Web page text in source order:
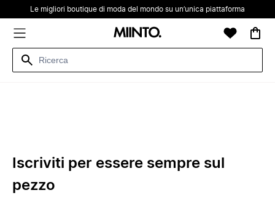
Le migliori boutique di moda del mondo su un’unica piattaforma
Iscriviti per essere sempre sul
pezzo